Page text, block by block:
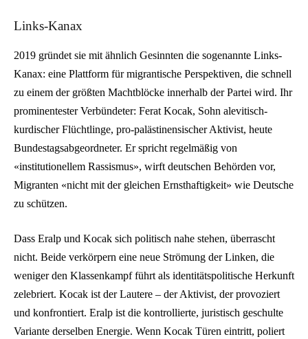
Links-Kanax
2019 gründet sie mit ähnlich Gesinnten die sogenannte Links-
Kanax: eine Plattform für migrantische Perspektiven, die schnell
zu einem der größten Machtblöcke innerhalb der Partei wird. Ihr
prominentester Verbündeter: Ferat Kocak, Sohn alevitisch-
kurdischer Flüchtlinge, pro-palästinensischer Aktivist, heute
Bundestagsabgeordneter. Er spricht regelmäßig von
«institutionellem Rassismus», wirft deutschen Behörden vor,
Migranten «nicht mit der gleichen Ernsthaftigkeit» wie Deutsche
zu schützen.
Dass Eralp und Kocak sich politisch nahe stehen, überrascht
nicht. Beide verkörpern eine neue Strömung der Linken, die
weniger den Klassenkampf führt als identitätspolitische Herkunft
zelebriert. Kocak ist der Lautere – der Aktivist, der provoziert
und konfrontiert. Eralp ist die kontrollierte, juristisch geschulte
Variante derselben Energie. Wenn Kocak Türen eintritt, poliert